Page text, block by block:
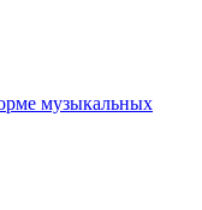
музыкальных